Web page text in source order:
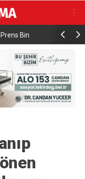
Bin Türkiye,
savunma